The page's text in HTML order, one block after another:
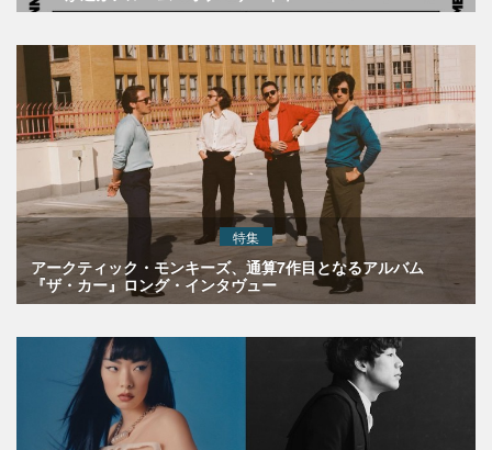
特集
アークティック・モンキーズ、通算7作目となるアルバム
『ザ・カー』ロング・インタヴュー